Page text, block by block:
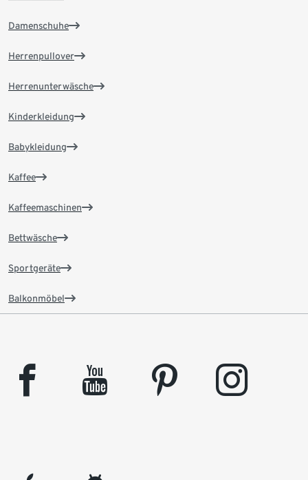
Damenschuhe
Herrenpullover
Herrenunterwäsche
Kinderkleidung
Babykleidung
Kaffee
Kaffeemaschinen
Bettwäsche
Sportgeräte
Balkonmöbel
facebook youtube pinterest instagram